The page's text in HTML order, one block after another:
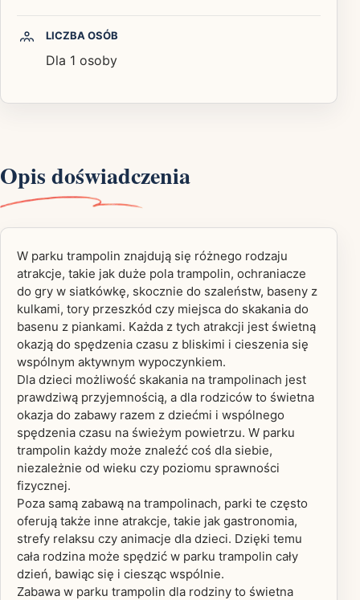
LICZBA OSÓB
Dla 1 osoby
Opis doświadczenia
W parku trampolin znajdują się różnego rodzaju
atrakcje, takie jak duże pola trampolin, ochraniacze
do gry w siatkówkę, skocznie do szaleństw, baseny z
kulkami, tory przeszkód czy miejsca do skakania do
basenu z piankami. Każda z tych atrakcji jest świetną
okazją do spędzenia czasu z bliskimi i cieszenia się
wspólnym aktywnym wypoczynkiem.
Dla dzieci możliwość skakania na trampolinach jest
prawdziwą przyjemnością, a dla rodziców to świetna
okazja do zabawy razem z dziećmi i wspólnego
spędzenia czasu na świeżym powietrzu. W parku
trampolin każdy może znaleźć coś dla siebie,
niezależnie od wieku czy poziomu sprawności
fizycznej.
Poza samą zabawą na trampolinach, parki te często
oferują także inne atrakcje, takie jak gastronomia,
strefy relaksu czy animacje dla dzieci. Dzięki temu
cała rodzina może spędzić w parku trampolin cały
dzień, bawiąc się i ciesząc wspólnie.
Zabawa w parku trampolin dla rodziny to świetna